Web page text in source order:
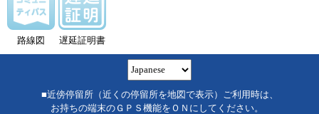
路線図 遅延証明書
■近傍停留所（近くの停留所を地図で表示）ご利用時は、
お持ちの端末のＧＰＳ機能をＯＮにしてください。